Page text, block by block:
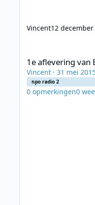
Vincent12 december
1e aflevering van
Vincent · 31 mei
npo radio 2
0 opmerkingen0